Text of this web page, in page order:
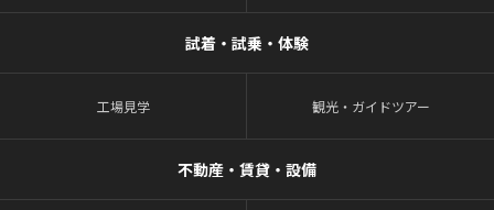
試着・試乗・体験
工場見学 観光・ガイドツアー
不動産・賃貸・設備